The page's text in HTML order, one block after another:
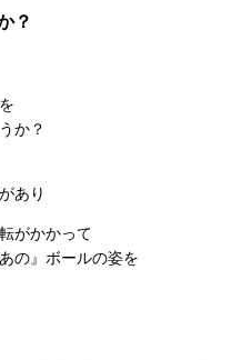
？
か？
あり
がかかって
の』ボールの姿を